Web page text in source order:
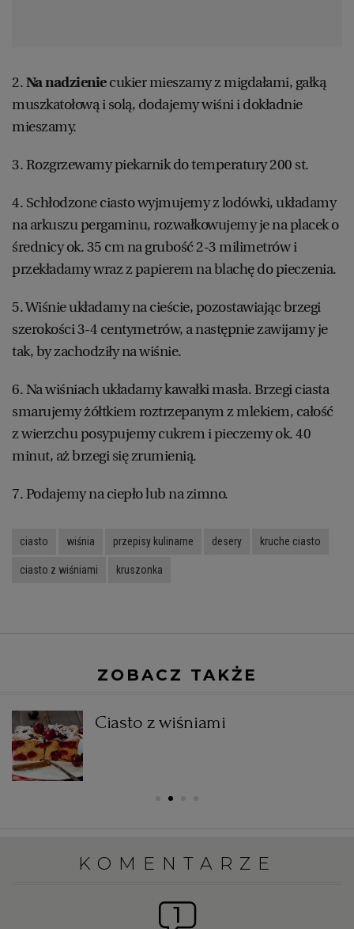
2.Na nadzieniecukier mieszamy z migdałami, gałką
muszkatołową i solą, dodajemy wiśni i dokładnie
mieszamy.
3. Rozgrzewamy piekarnik do temperatury 200 st.
4. Schłodzone ciasto wyjmujemy z lodówki, układamy
na arkuszu pergaminu, rozwałkowujemy je na placek o
średnicy ok. 35 cm na grubość 2-3 milimetrów i
przekładamy wraz z papierem na blachę do pieczenia.
5. Wiśnie układamy na cieście, pozostawiając brzegi
szerokości 3-4 centymetrów, a następnie zawijamy je
tak, by zachodziły na wiśnie.
6. Na wiśniach układamy kawałki masła. Brzegi ciasta
smarujemy żółtkiem roztrzepanym z mlekiem, całość
z wierzchu posypujemy cukrem i pieczemy ok. 40
minut, aż brzegi się zrumienią.
7. Podajemy na ciepło lub na zimno.
ciasto wiśnia przepisy kulinarne desery kruche ciasto
ciasto z wiśniami kruszonka
ZOBACZ TAKŻE
Ciasto z wiśniami
KOMENTARZE
1